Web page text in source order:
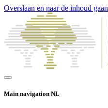
Overslaan en naar de inhoud gaan
Main navigation NL